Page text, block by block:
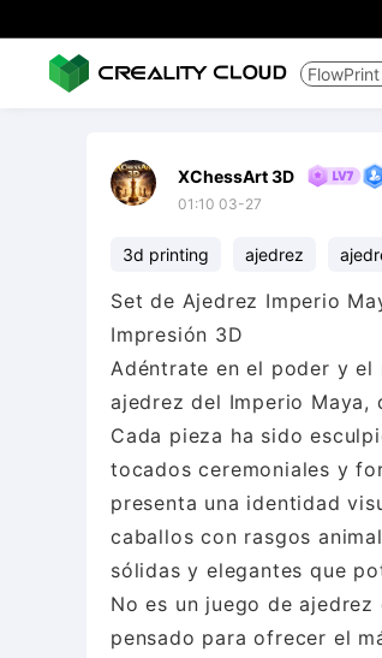
FlowPrint
XChessArt 3D
01:10 03-27
3d printing ajedrez
Set de Ajedrez Imperio
Impresión 3D
Adéntrate en el poder y
ajedrez del Imperio Maya,
Cada pieza ha sido
tocados ceremoniales y
presenta una identidad
caballos con rasgos
sólidas y elegantes que
No es un juego de
pensado para ofrecer el